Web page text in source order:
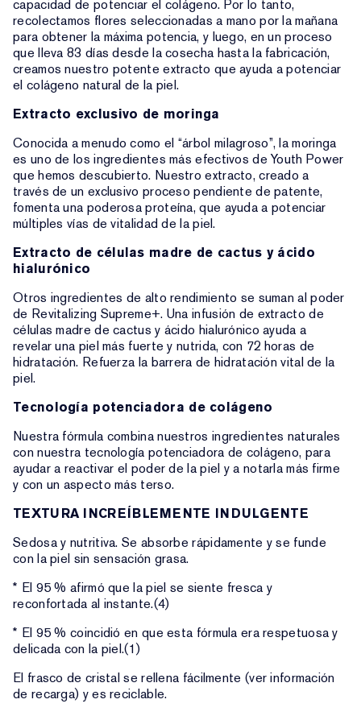
capacidad de potenciar el colágeno. Por lo tanto,
recolectamos flores seleccionadas a mano por la mañana
para obtener la máxima potencia, y luego, en un proceso
que lleva 83 días desde la cosecha hasta la fabricación,
creamos nuestro potente extracto que ayuda a potenciar
el colágeno natural de la piel.
Extracto exclusivo de moringa
Conocida a menudo como el “árbol milagroso”, la moringa
es uno de los ingredientes más efectivos de Youth Power
que hemos descubierto. Nuestro extracto, creado a
través de un exclusivo proceso pendiente de patente,
fomenta una poderosa proteína, que ayuda a potenciar
múltiples vías de vitalidad de la piel.
Extracto de células madre de cactus y ácido
hialurónico
Otros ingredientes de alto rendimiento se suman al poder
de Revitalizing Supreme+. Una infusión de extracto de
células madre de cactus y ácido hialurónico ayuda a
revelar una piel más fuerte y nutrida, con 72 horas de
hidratación. Refuerza la barrera de hidratación vital de la
piel.
Tecnología potenciadora de colágeno
Nuestra fórmula combina nuestros ingredientes naturales
con nuestra tecnología potenciadora de colágeno, para
ayudar a reactivar el poder de la piel y a notarla más firme
y con un aspecto más terso.
TEXTURA INCREÍBLEMENTE INDULGENTE
Sedosa y nutritiva. Se absorbe rápidamente y se funde
con la piel sin sensación grasa.
* El 95 % afirmó que la piel se siente fresca y
reconfortada al instante.(4)
* El 95 % coincidió en que esta fórmula era respetuosa y
delicada con la piel.(1)
El frasco de cristal se rellena fácilmente (ver información
de recarga) y es reciclable.